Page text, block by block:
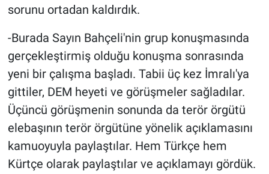
sorunu ortadan kaldırdık.
-Burada Sayın Bahçeli'nin grup konuşmasında
gerçekleştirmiş olduğu konuşma sonrasında
yeni bir çalışma başladı. Tabii üç kez İmralı'ya
gittiler, DEM heyeti ve görüşmeler sağladılar.
Üçüncü görüşmenin sonunda da terör örgütü
elebaşının terör örgütüne yönelik açıklamasını
kamuoyuyla paylaştılar. Hem Türkçe hem
Kürtçe olarak paylaştılar ve açıklamayı gördük.